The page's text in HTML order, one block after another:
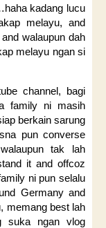
kadang lucu
melayu, and
walaupun dah
melayu ngan si
channel, bagi
family ni masih
berkain sarung
pun converse
tak lah
it and offcoz
ni pun selalu
Germany and
memang best lah
suka ngan vlog